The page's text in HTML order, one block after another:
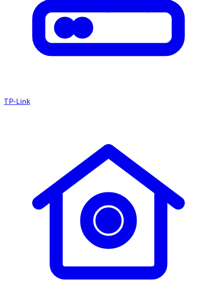
TP-Link